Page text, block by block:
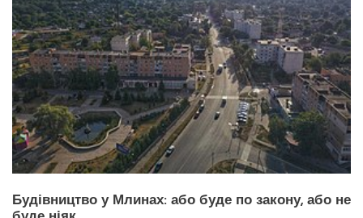
Будівництво у Млинах: або буде по закону, або не